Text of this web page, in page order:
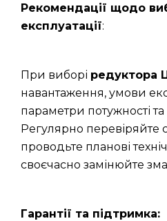
Рекомендації щодо
експлуатації:
При виборі редуктора
навантаження, умови
параметри потужності
Регулярно перевіряйте
проводьте планові
своєчасно замінюйте
Гарантії та підтримка: